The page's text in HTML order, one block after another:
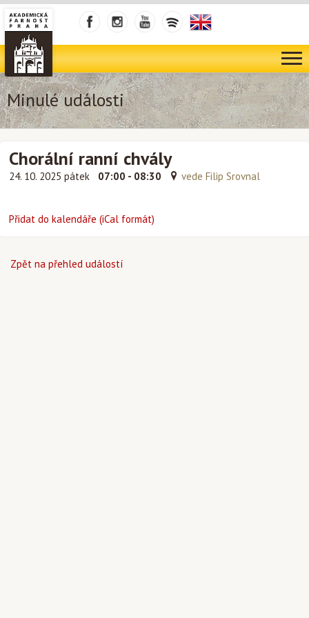
Minulé události
Chorální ranní chvály
24. 10. 2025 pátek 07:00 - 08:30 vede Filip Srovnal
Přidat do kalendáře (iCal formát)
Zpět na přehled událostí